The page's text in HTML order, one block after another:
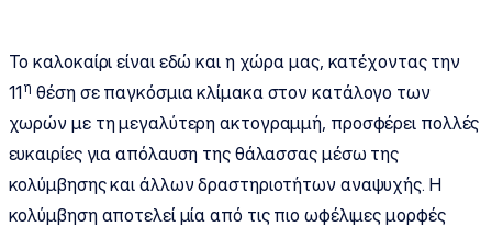
Το καλοκαίρι είναι εδώ και η χώρα μας, κατέχοντας την
11η θέση σε παγκόσμια κλίμακα στον κατάλογο των
χωρών με τη μεγαλύτερη ακτογραμμή, προσφέρει πολλές
ευκαιρίες για απόλαυση της θάλασσας μέσω της
κολύμβησης και άλλων δραστηριοτήτων αναψυχής. Η
κολύμβηση αποτελεί μία από τις πιο ωφέλιμες μορφές